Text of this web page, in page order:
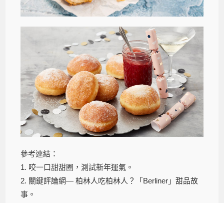
參考連結：
1. 咬一口甜甜圈，測試新年運氣。
2. 關鍵評論網— 柏林人吃柏林人？「Berliner」甜品故
事。